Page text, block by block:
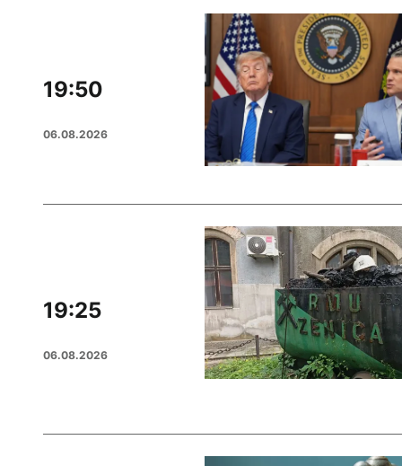
19:50
06.08.2026
19:25
06.08.2026